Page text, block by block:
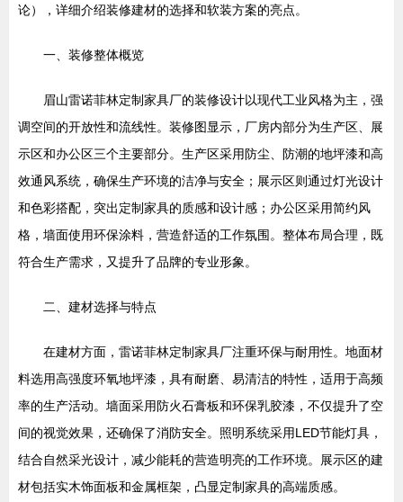
论），详细介绍装修建材的选择和软装方案的亮点。
一、装修整体概览
眉山雷诺菲林定制家具厂的装修设计以现代工业风格为主，强
调空间的开放性和流线性。装修图显示，厂房内部分为生产区、展
示区和办公区三个主要部分。生产区采用防尘、防潮的地坪漆和高
效通风系统，确保生产环境的洁净与安全；展示区则通过灯光设计
和色彩搭配，突出定制家具的质感和设计感；办公区采用简约风
格，墙面使用环保涂料，营造舒适的工作氛围。整体布局合理，既
符合生产需求，又提升了品牌的专业形象。
二、建材选择与特点
在建材方面，雷诺菲林定制家具厂注重环保与耐用性。地面材
料选用高强度环氧地坪漆，具有耐磨、易清洁的特性，适用于高频
率的生产活动。墙面采用防火石膏板和环保乳胶漆，不仅提升了空
间的视觉效果，还确保了消防安全。照明系统采用LED节能灯具，
结合自然采光设计，减少能耗的营造明亮的工作环境。展示区的建
材包括实木饰面板和金属框架，凸显定制家具的高端质感。